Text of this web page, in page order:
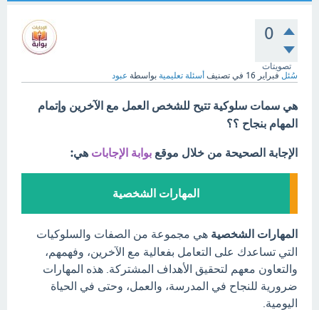
0
تصويتات
سُئل فبراير 16 في تصنيف أسئلة تعليمية بواسطة عبود
هي سمات سلوكية تتيح للشخص العمل مع الآخرين وإتمام
المهام بنجاح ؟؟
الإجابة الصحيحة من خلال موقع بوابة الإجابات هي:
المهارات الشخصية
المهارات الشخصية هي مجموعة من الصفات والسلوكيات
التي تساعدك على التعامل بفعالية مع الآخرين، وفهمهم،
والتعاون معهم لتحقيق الأهداف المشتركة. هذه المهارات
ضرورية للنجاح في المدرسة، والعمل، وحتى في الحياة
اليومية.